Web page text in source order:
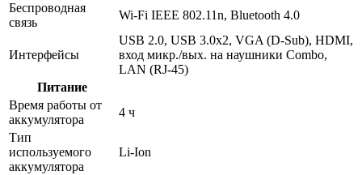
Беспроводная
связь
Wi-Fi IEEE 802.11n, Bluetooth 4.0
Интерфейсы
USB 2.0, USB 3.0x2, VGA (D-Sub), HDMI,
вход микр./вых. на наушники Combo,
LAN (RJ-45)
Питание
Время работы от
аккумулятора
4 ч
Тип
используемого
аккумулятора
Li-Ion